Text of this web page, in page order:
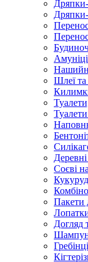
Шлеї та
Соєві
Пакети
Догляд